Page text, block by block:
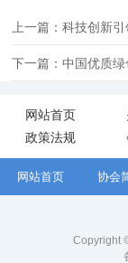
上一篇：科技创新
下一篇：中国优质
网站首页
政策法规
网站首页 协会
Copyright